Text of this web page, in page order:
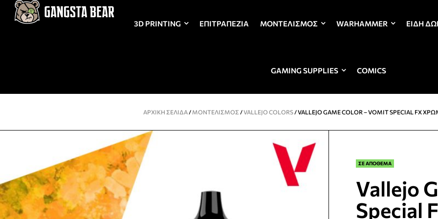
3D PRINTING ΕΠΙΤΡΑΠΈΖΙΑ ΜΟΝΤΕΛΙΣΜΌΣ WARHAMMER ΕΊΔΗ
GAMING SUPPLIES COMICS
ΑΡΧΙΚΉ ΣΕΛΊΔΑ/ ΜΟΝΤΕΛΙΣΜΌΣ /VALLEJO COLORS/ VALLEJO GAME COLOR – VOMIT SPECIAL FX
ΣΕ ΑΠΟΘΕΜΑ
Vallejo
Special